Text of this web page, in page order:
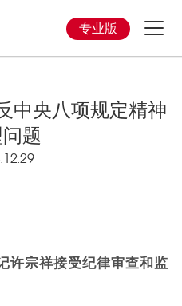
专业版
中央八项规定精神
题
许宗祥接受纪律审查和监